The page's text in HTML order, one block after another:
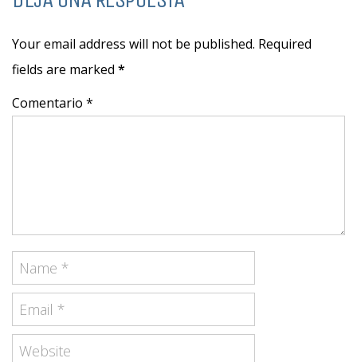
Your email address will not be published. Required
fields are marked *
Comentario *